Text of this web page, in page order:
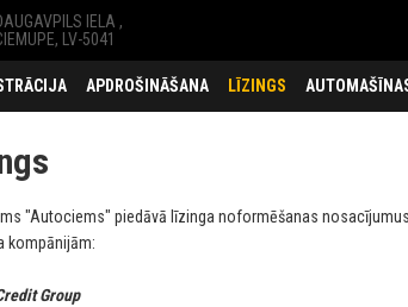
IELA ,
LV-5041
APDROŠINĀŠANA LĪZINGS
"Autociems" piedāvā līzinga noformēšanas
kompānijām:
Group